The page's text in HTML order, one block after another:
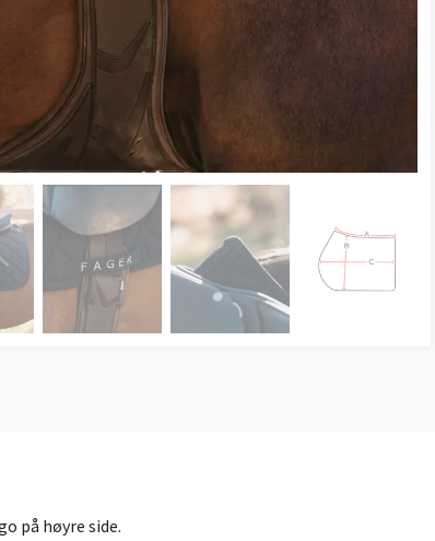
på høyre side.